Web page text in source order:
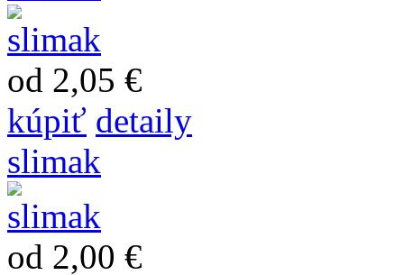
od 2,05 €
kúpiť detaily
slimak
od 2,00 €